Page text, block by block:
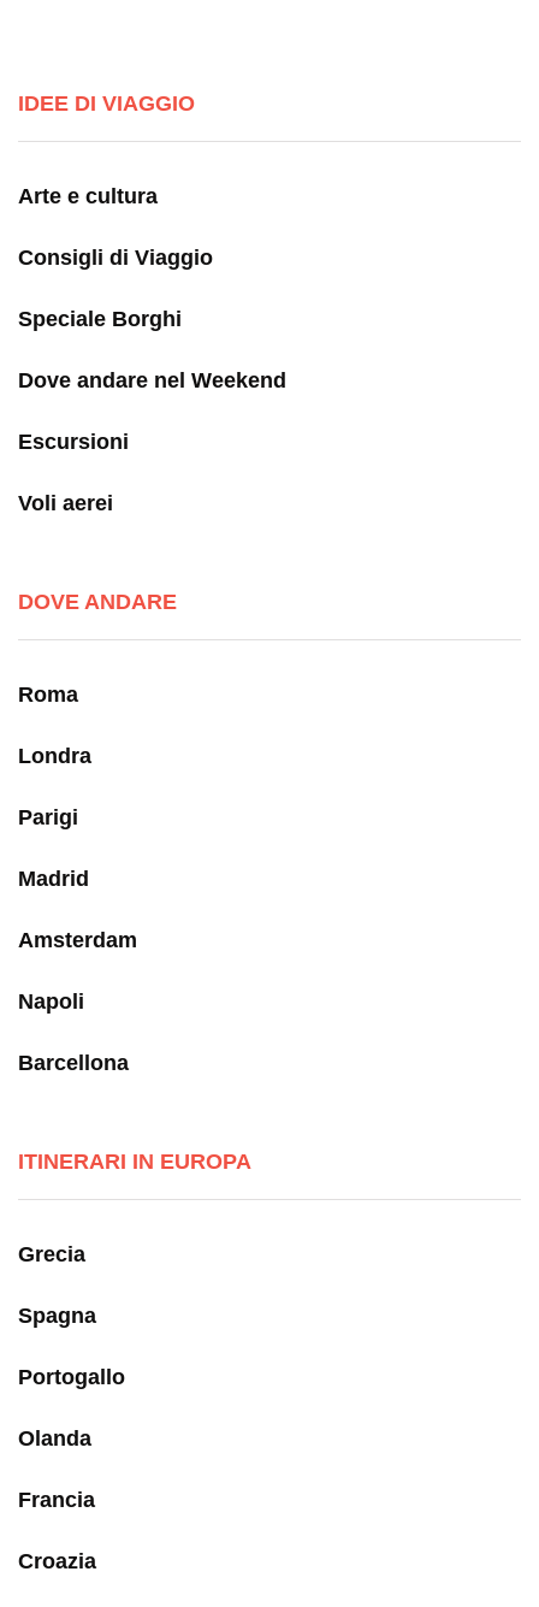
IDEE DI VIAGGIO
Arte e cultura
Consigli di Viaggio
Speciale Borghi
Dove andare nel Weekend
Escursioni
Voli aerei
DOVE ANDARE
Roma
Londra
Parigi
Madrid
Amsterdam
Napoli
Barcellona
ITINERARI IN EUROPA
Grecia
Spagna
Portogallo
Olanda
Francia
Croazia